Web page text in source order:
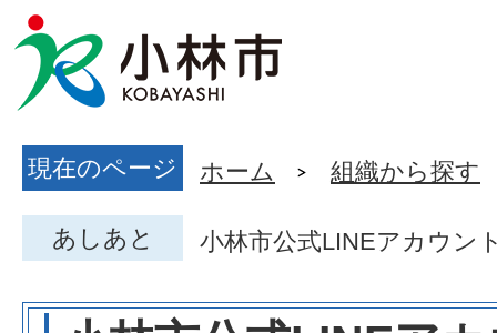
現在のページ ホーム 組織から探す
あしあと 小林市公式LINEアカウン